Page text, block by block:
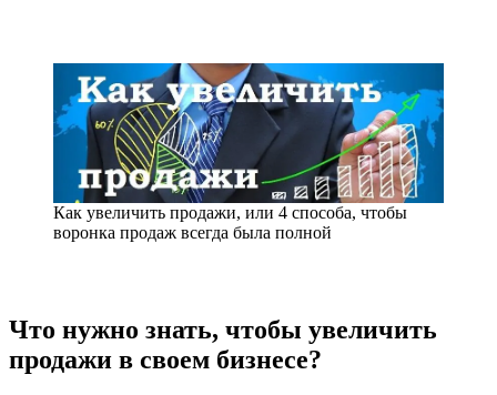
Как увеличить продажи, или 4 способа, чтобы
воронка продаж всегда была полной
Что нужно знать, чтобы увеличить
продажи в своем бизнесе?